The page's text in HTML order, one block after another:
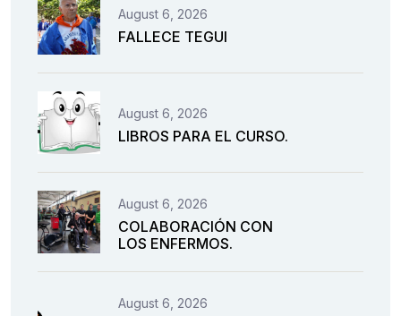
August 6, 2026
FALLECE TEGUI
August 6, 2026
LIBROS PARA EL CURSO.
August 6, 2026
COLABORACIÓN CON
LOS ENFERMOS.
August 6, 2026